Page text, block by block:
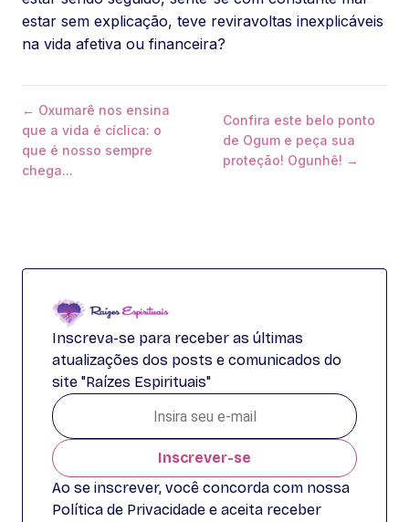
estar sem explicação, teve reviravoltas inexplicáveis
na vida afetiva ou financeira?
← Oxumarê nos ensina
que a vida é cíclica: o
que é nosso sempre
chega...
Confira este belo ponto
de Ogum e peça sua
proteção! Ogunhê! →
Inscreva-se para receber as últimas
atualizações dos posts e comunicados do
site "Raízes Espirituais"
Inscrever-se
Ao se inscrever, você concorda com nossa
Política de Privacidade e aceita receber